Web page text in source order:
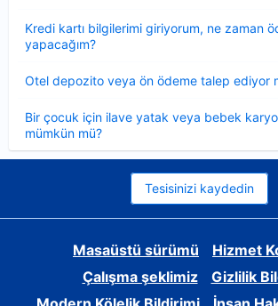
Kredi kartı bilgilerimi giriyorum, ne zaman
yapacağım?
Otel depozito veya ön ödeme talep ediyor
Bir çocuk için ilave yatak veya bebek
mümkün mü?
Tesisinizi kaydedin
Masaüstü sürümü
Hizmet
Çalışma şeklimiz
Gizlilik